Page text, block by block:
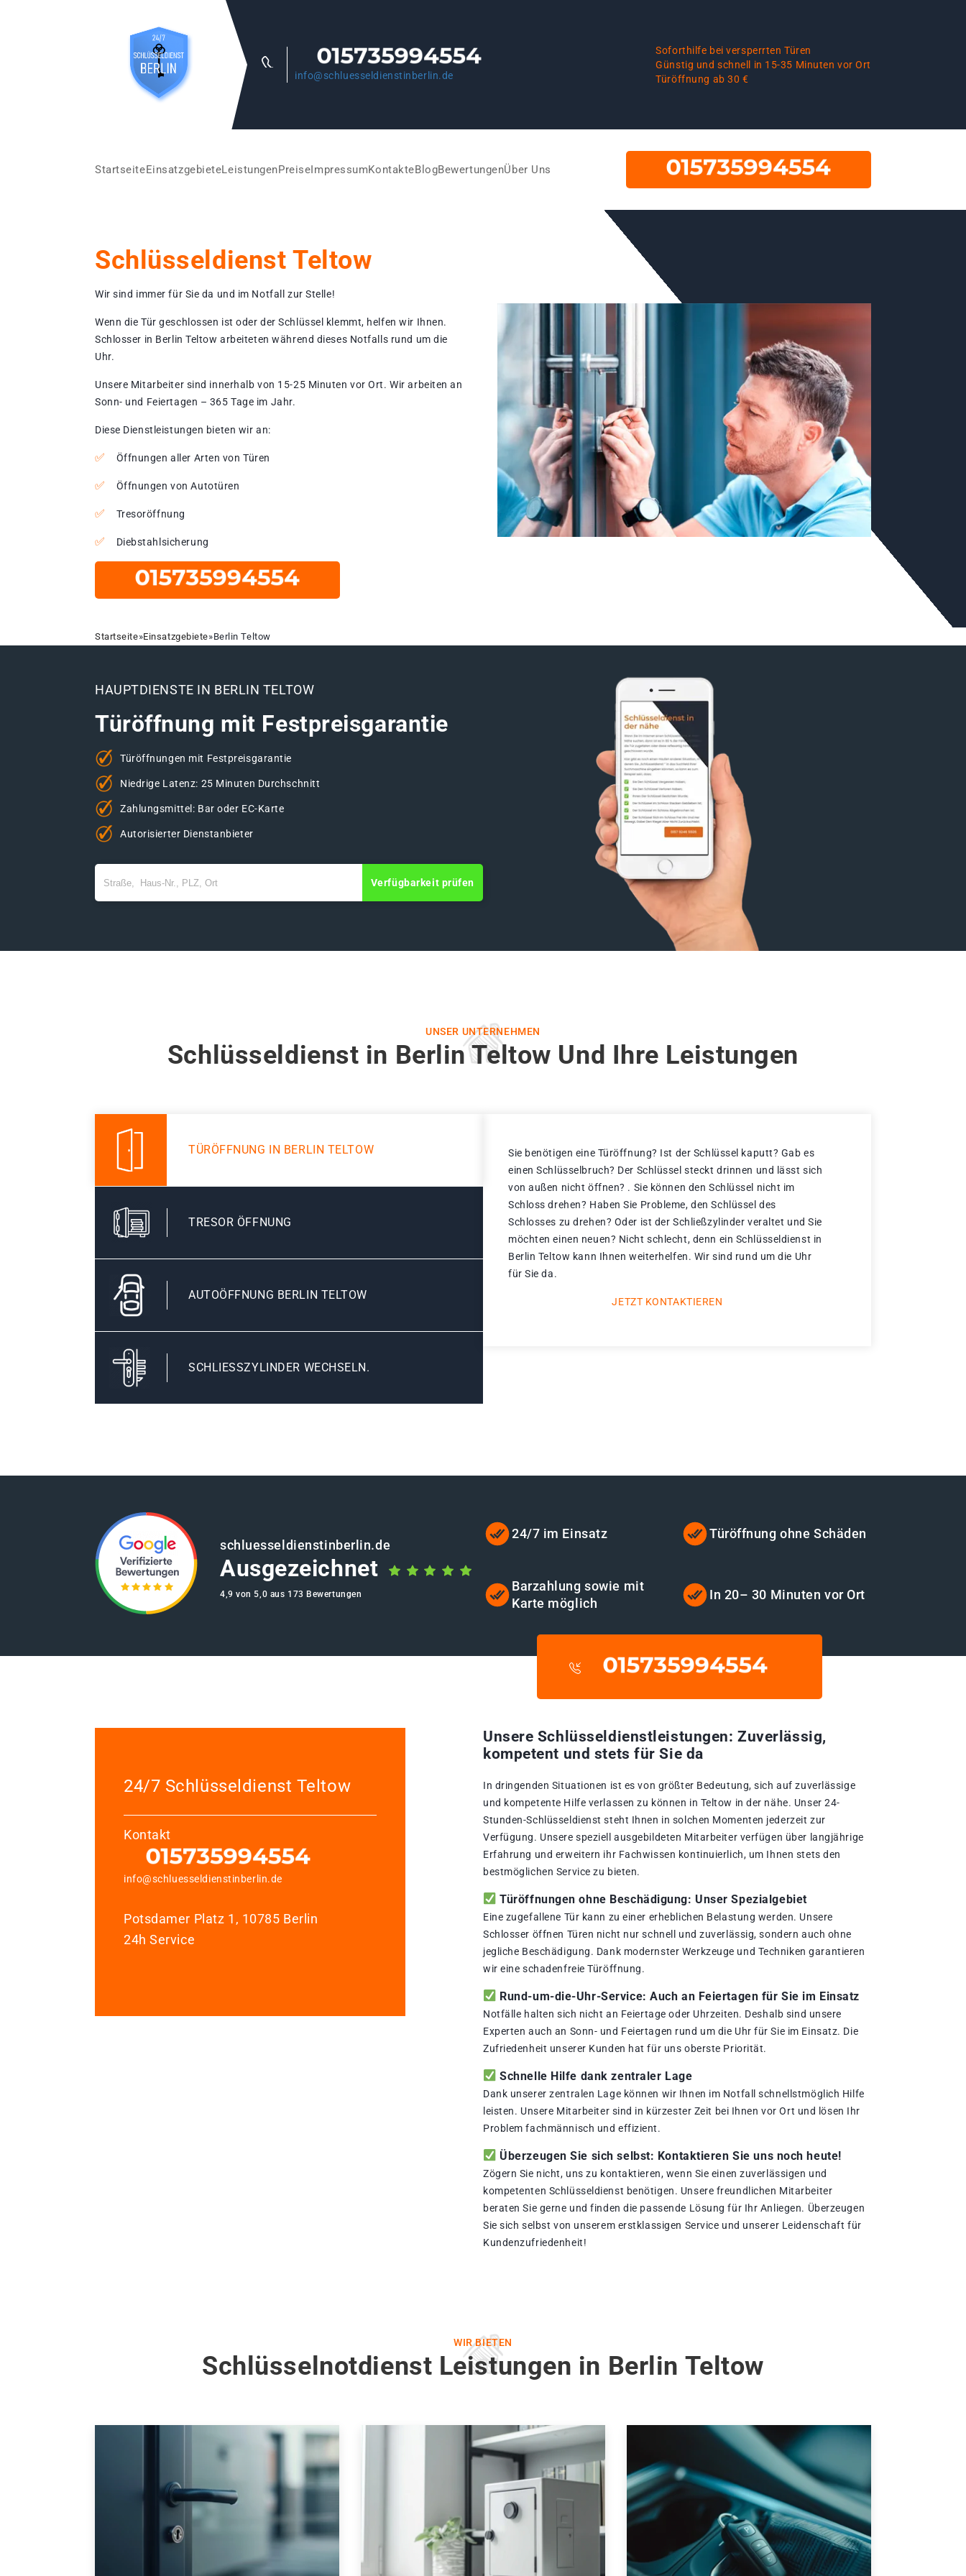
info@schluesseldienstinberlin.de
Soforthilfe bei versperrten Türen
Günstig und schnell in 15-35 Minuten vor Ort
Türöffnung ab 30 €
StartseiteEinsatzgebieteLeistungenPreiseImpressumKontakteBlogBewertungenÜber Uns
Schlüsseldienst Teltow
Wir sind immer für Sie da und im Notfall zur Stelle!
Wenn die Tür geschlossen ist oder der Schlüssel klemmt, helfen wir Ihnen.
Schlosser in Berlin Teltow arbeiteten während dieses Notfalls rund um die
Uhr.
Unsere Mitarbeiter sind innerhalb von 15-25 Minuten vor Ort. Wir arbeiten an
Sonn- und Feiertagen – 365 Tage im Jahr.
Diese Dienstleistungen bieten wir an:
Öffnungen aller Arten von Türen
Öffnungen von Autotüren
Tresoröffnung
Diebstahlsicherung
Startseite»Einsatzgebiete»Berlin Teltow
HAUPTDIENSTE IN BERLIN TELTOW
Türöffnung mit Festpreisgarantie
Türöffnungen mit Festpreisgarantie
Niedrige Latenz: 25 Minuten Durchschnitt
Zahlungsmittel: Bar oder EC-Karte
Autorisierter Dienstanbieter
Verfügbarkeit prüfen
UNSER UNTERNEHMEN
Schlüsseldienst in Berlin Teltow Und Ihre Leistungen
TÜRÖFFNUNG IN BERLIN TELTOW
TRESOR ÖFFNUNG
AUTOÖFFNUNG BERLIN TELTOW
SCHLIESSZYLINDER WECHSELN.
Sie benötigen eine Türöffnung? Ist der Schlüssel kaputt? Gab es
einen Schlüsselbruch? Der Schlüssel steckt drinnen und lässt sich
von außen nicht öffnen? . Sie können den Schlüssel nicht im
Schloss drehen? Haben Sie Probleme, den Schlüssel des
Schlosses zu drehen? Oder ist der Schließzylinder veraltet und Sie
möchten einen neuen? Nicht schlecht, denn ein Schlüsseldienst in
Berlin Teltow kann Ihnen weiterhelfen. Wir sind rund um die Uhr
für Sie da.
JETZT KONTAKTIEREN
schluesseldienstinberlin.de
Ausgezeichnet
4,9 von 5,0 aus 173 Bewertungen
24/7 im Einsatz Türöffnung ohne Schäden
Barzahlung sowie mit
Karte möglich
In 20– 30 Minuten vor Ort
24/7 Schlüsseldienst Teltow
Kontakt
info@schluesseldienstinberlin.de
Potsdamer Platz 1, 10785 Berlin
24h Service
Unsere Schlüsseldienstleistungen: Zuverlässig,
kompetent und stets für Sie da
In dringenden Situationen ist es von größter Bedeutung, sich auf zuverlässige
und kompetente Hilfe verlassen zu können in Teltow in der nähe. Unser 24-
Stunden-Schlüsseldienst steht Ihnen in solchen Momenten jederzeit zur
Verfügung. Unsere speziell ausgebildeten Mitarbeiter verfügen über langjährige
Erfahrung und erweitern ihr Fachwissen kontinuierlich, um Ihnen stets den
bestmöglichen Service zu bieten.
Türöffnungen ohne Beschädigung: Unser Spezialgebiet
Eine zugefallene Tür kann zu einer erheblichen Belastung werden. Unsere
Schlosser öffnen Türen nicht nur schnell und zuverlässig, sondern auch ohne
jegliche Beschädigung. Dank modernster Werkzeuge und Techniken garantieren
wir eine schadenfreie Türöffnung.
Rund-um-die-Uhr-Service: Auch an Feiertagen für Sie im Einsatz
Notfälle halten sich nicht an Feiertage oder Uhrzeiten. Deshalb sind unsere
Experten auch an Sonn- und Feiertagen rund um die Uhr für Sie im Einsatz. Die
Zufriedenheit unserer Kunden hat für uns oberste Priorität.
Schnelle Hilfe dank zentraler Lage
Dank unserer zentralen Lage können wir Ihnen im Notfall schnellstmöglich Hilfe
leisten. Unsere Mitarbeiter sind in kürzester Zeit bei Ihnen vor Ort und lösen Ihr
Problem fachmännisch und effizient.
Überzeugen Sie sich selbst: Kontaktieren Sie uns noch heute!
Zögern Sie nicht, uns zu kontaktieren, wenn Sie einen zuverlässigen und
kompetenten Schlüsseldienst benötigen. Unsere freundlichen Mitarbeiter
beraten Sie gerne und finden die passende Lösung für Ihr Anliegen. Überzeugen
Sie sich selbst von unserem erstklassigen Service und unserer Leidenschaft für
Kundenzufriedenheit!
WIR BIETEN
Schlüsselnotdienst Leistungen in Berlin Teltow